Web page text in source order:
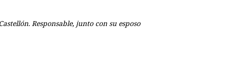
Responsable, junto con su esposo